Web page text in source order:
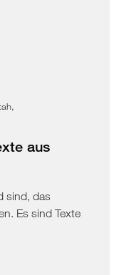
aus
sind, das
Es sind Texte